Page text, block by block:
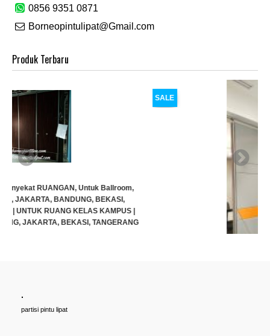
0856 9351 0871
Borneopintulipat@Gmail.com
Produk Terbaru
SALE
HOTEL, Ruang Meeting Dll, JAKARTA, BANDUNG, BEKASI,
.
partisi pintu lipat